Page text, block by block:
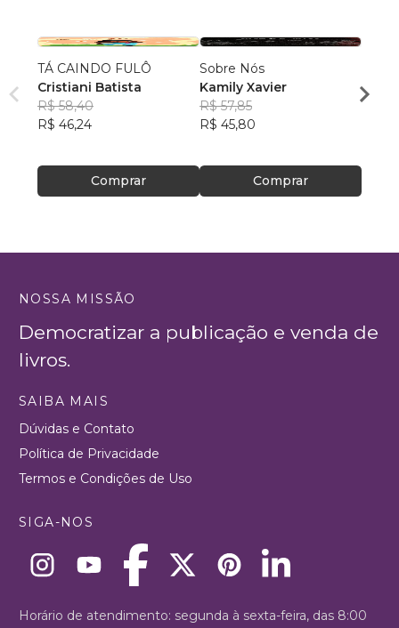
TÁ CAINDO FULÔ
Cristiani Batista
R$ 58,40
R$ 46,24
Comprar
Sobre Nós
Kamily Xavier
R$ 57,85
R$ 45,80
Comprar
R$
NOSSA MISSÃO
Democratizar a publicação e venda de
livros.
SAIBA MAIS
Dúvidas e Contato
Política de Privacidade
Termos e Condições de Uso
SIGA-NOS
Horário de atendimento: segunda à sexta-feira, das 8:00